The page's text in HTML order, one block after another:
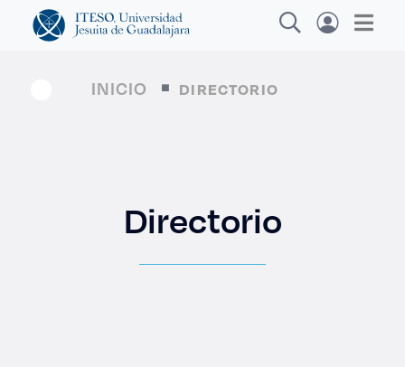
INICIO DIRECTORIO
Directorio